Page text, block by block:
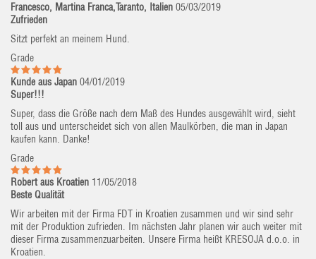
Francesco, Martina Franca,Taranto, Italien 05/03/2019
Zufrieden
Sitzt perfekt an meinem Hund.
Grade
Kunde aus Japan 04/01/2019
Super!!!
Super, dass die Größe nach dem Maß des Hundes ausgewählt wird, sieht
toll aus und unterscheidet sich von allen Maulkörben, die man in Japan
kaufen kann. Danke!
Grade
Robert aus Kroatien 11/05/2018
Beste Qualität
Wir arbeiten mit der Firma FDT in Kroatien zusammen und wir sind sehr
mit der Produktion zufrieden. Im nächsten Jahr planen wir auch weiter mit
dieser Firma zusammenzuarbeiten. Unsere Firma heißt KRESOJA d.o.o. in
Kroatien.